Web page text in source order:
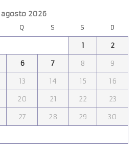
agosto 2026
Q S S D
1
2
6 7 8
9
13 14 15
16
20 21 22
23
27 28 29
30